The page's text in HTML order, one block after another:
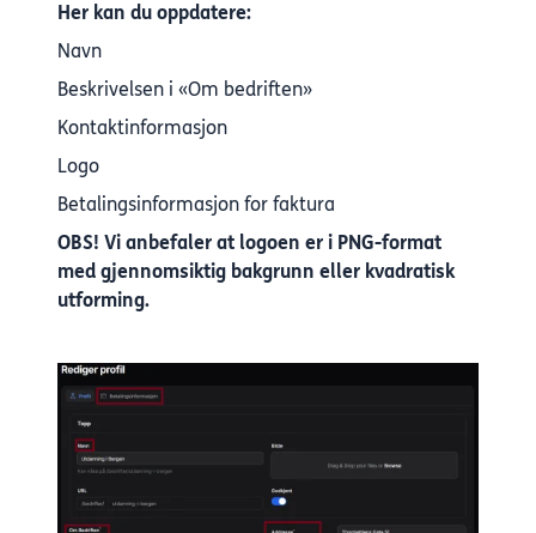
Her kan du oppdatere:
Navn
Beskrivelsen i «Om bedriften»
Kontaktinformasjon
Logo
Betalingsinformasjon for faktura
OBS! Vi anbefaler at logoen er i PNG-format
med gjennomsiktig bakgrunn eller kvadratisk
utforming.